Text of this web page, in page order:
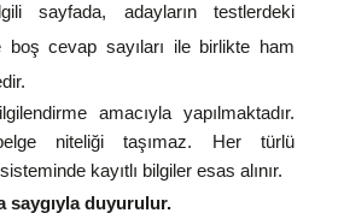
sayfada, adayların testlerdeki
cevap sayıları ile birlikte ham
amacıyla yapılmaktadır.
niteliği taşımaz. Her türlü
kayıtlı bilgiler esas alınır.
saygıyla duyurulur.